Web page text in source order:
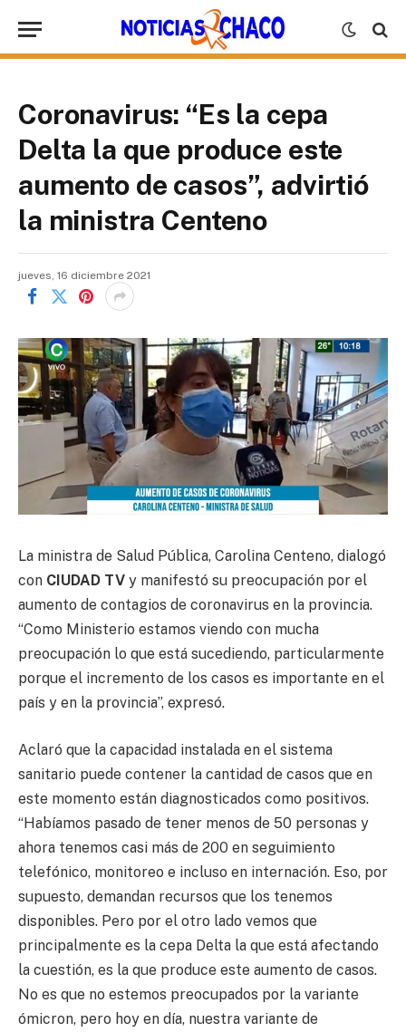
Coronavirus: “Es la cepa
Delta la que produce este
aumento de casos”, advirtió
la ministra Centeno
jueves, 16 diciembre 2021
La ministra de Salud Pública, Carolina Centeno, dialogó
con CIUDAD TV y manifestó su preocupación por el
aumento de contagios de coronavirus en la provincia.
“Como Ministerio estamos viendo con mucha
preocupación lo que está sucediendo, particularmente
porque el incremento de los casos es importante en el
país y en la provincia”, expresó.
Aclaró que la capacidad instalada en el sistema
sanitario puede contener la cantidad de casos que en
este momento están diagnosticados como positivos.
“Habíamos pasado de tener menos de 50 personas y
ahora tenemos casi más de 200 en seguimiento
telefónico, monitoreo e incluso en internación. Eso, por
supuesto, demandan recursos que los tenemos
disponibles. Pero por el otro lado vemos que
principalmente es la cepa Delta la que está afectando
la cuestión, es la que produce este aumento de casos.
No es que no estemos preocupados por la variante
ómicron, pero hoy en día, nuestra variante de